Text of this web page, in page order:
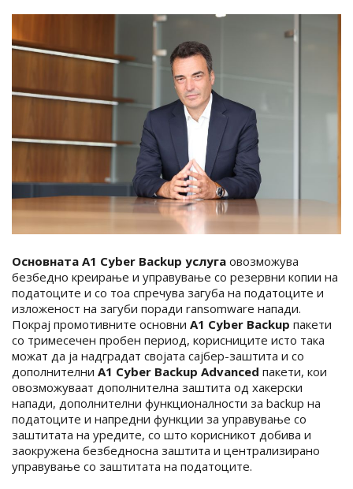
Основната A1 Cyber Backup услуга овозможува
безбедно креирање и управување со резервни копии на
податоците и со тоа спречува загуба на податоците и
изложеност на загуби поради ransomware напади.
Покрај промотивните основни A1 Cyber Backup пакети
со тримесечен пробен период, корисниците исто така
можат да ја надградат својата сајбер-заштита и со
дополнителни A1 Cyber Backup Advanced пакети, кои
овозможуваат дополнителна заштита од хакерски
напади, дополнителни функционалности за backup на
податоците и напредни функции за управување со
заштитата на уредите, со што корисникот добива и
заокружена безбедносна заштита и централизирано
управување со заштитата на податоците.